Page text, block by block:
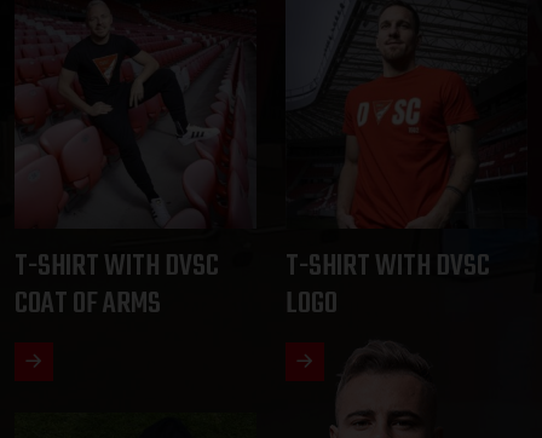
T-SHIRT WITH DVSC
COAT OF ARMS
T-SHIRT WITH DVSC
LOGO